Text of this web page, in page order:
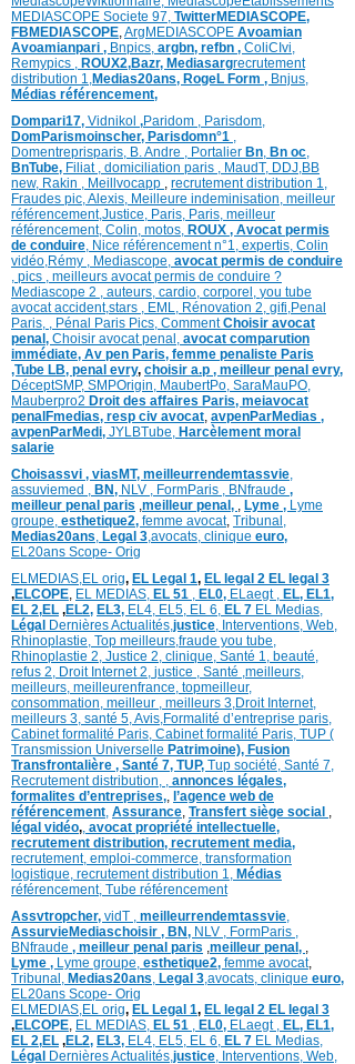
MEDIASCOPE Societe 97, TwitterMEDIASCOPE,
FBMEDIASCOPE,ArgMEDIASCOPE Avoamian
Avoamianpari , Bnpics, argbn, refbn , ColiCIvi,
Remypics , ROUX2,Bazr, Mediasargrecrutement
distribution 1,Medias20ans, RogeL Form , Bnjus,
Médias référencement,
Dompari17, Vidnikol ,Paridom , Parisdom,
DomParismoinscher, Parisdomn°1 ,
Domentreprisparis, B. Andre , Portalier Bn, Bn oc,
BnTube, Filiat, domiciliation paris , MaudT, DDJ,BB
new, Rakin , Meillvocapp , recrutement distribution 1,
Fraudes pic,Alexis, Meilleure indeminisation, meilleur
référencement,Justice, Paris, Paris, meilleur
référencement, Colin, motos, ROUX , Avocat permis
de conduire, Nice référencement n°1, expertis, Colin
vidéo,Rémy , Mediascope, avocat permis de conduire
, pics , meilleurs avocat permis de conduire ?
Mediascope 2 , auteurs, cardio, corpore l, you tube
avocat accident,stars , EML, Rénovation 2, gifi,Penal
Paris, , Pénal Paris Pics, CommentChoisir avocat
penal, Choisir avocat penal, avocat comparution
immédiate, Av pen Paris, femme penaliste Paris
,Tube LB, penal evry, choisir a.p , meilleur penal evry,
DéceptSMP, SMPOrigin, MaubertPo, SaraMauPO,
Mauberpro2 Droit des affaires Paris, meiavocat
penalFmedias, resp civ avocat, avpenParMedias ,
avpenParMedi, JYLBTube, Harcèlement moral
salarie
Choisassvi , viasMT, meilleurrendemtassvie,
assuviemed , BN, NLV , FormParis , BNfraude ,
meilleur penal paris ,meilleur penal, , Lyme , Lyme
groupe, esthetique2, femme avocat, Tribunal,
Medias20ans, Legal 3,avocats, clinique euro,
EL20ans Scope- Orig
ELMEDIAS,EL orig, EL Legal 1, EL legal 2 EL legal 3
,ELCOPE, EL MEDIAS, EL 51 , EL0, ELaegt , EL, EL1,
EL 2,EL ,EL2, EL3, EL4, EL5, EL 6, EL 7 EL Medias,
Légal DernièresActualités,justice, Interventions, Web,
Rhinoplastie, Top meilleurs,fraude you tube,
Rhinoplastie 2, Justice 2, clinique, Santé 1, beauté,
refus 2, Droit Internet 2, justice , Santé ,meilleurs,
meilleurs, meilleurenfrance, topmeilleur,
consommation, meilleur , meilleurs 3,Droit Internet,
meilleurs 3, santé 5,Avis,Formalité d’entreprise paris,
Cabinet formalité Paris, Cabinet formalité Paris, TUP (
Transmission Universelle Patrimoine), Fusion
Transfrontalière , Santé 7, TUP, Tup société, Santé 7,
Recrutement distribution, , annonces légales,
formalites d’entreprises,, l’agence web de
référencement, Assurance, Transfert siège social ,
légal vidéo,, avocat propriété intellectuelle,
recrutement distribution, recrutement media,
recrutement, emploi-commerce, transformation
logistique, recrutement distribution 1, Médias
référencement, Tube référencement
Assvtropcher, vidT , meilleurrendemtassvie,
AssurvieMediaschoisir , BN, NLV , FormParis ,
BNfraude , meilleur penal paris ,meilleur penal, ,
Lyme , Lyme groupe, esthetique2, femme avocat,
Tribunal, Medias20ans, Legal 3,avocats, clinique euro,
EL20ans Scope- Orig
ELMEDIAS,EL orig, EL Legal 1, EL legal 2 EL legal 3
,ELCOPE, EL MEDIAS, EL 51 , EL0, ELaegt , EL, EL1,
EL 2,EL ,EL2, EL3, EL4, EL5, EL 6, EL 7 EL Medias,
Légal DernièresActualités,justice, Interventions, Web,